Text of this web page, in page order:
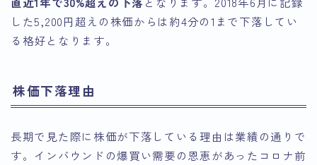
した5,200円超えの株価からは約4分の1まで下落してい
る格好となります。
株価下落理由
長期で見た際に株価が下落している理由は業績の通りで
す。インバウンドの爆買い需要の恩恵があったコロナ前